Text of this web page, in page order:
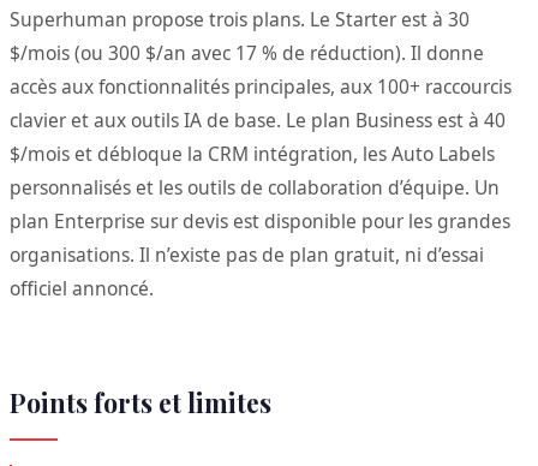
Superhuman propose trois plans. Le Starter est à 30
$/mois (ou 300 $/an avec 17 % de réduction). Il donne
accès aux fonctionnalités principales, aux 100+ raccourcis
clavier et aux outils IA de base. Le plan Business est à 40
$/mois et débloque la CRM intégration, les Auto Labels
personnalisés et les outils de collaboration d’équipe. Un
plan Enterprise sur devis est disponible pour les grandes
organisations. Il n’existe pas de plan gratuit, ni d’essai
officiel annoncé.
Points forts et limites